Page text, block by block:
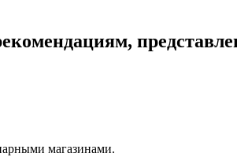
магазинами.